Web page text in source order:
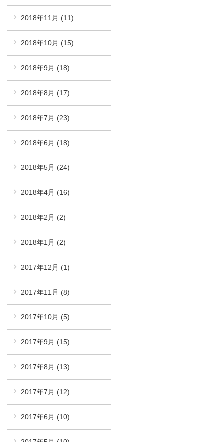
2018年11月 (11)
2018年10月 (15)
2018年9月 (18)
2018年8月 (17)
2018年7月 (23)
2018年6月 (18)
2018年5月 (24)
2018年4月 (16)
2018年2月 (2)
2018年1月 (2)
2017年12月 (1)
2017年11月 (8)
2017年10月 (5)
2017年9月 (15)
2017年8月 (13)
2017年7月 (12)
2017年6月 (10)